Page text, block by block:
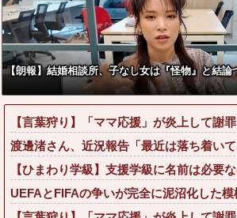
の高級時計も車
もぜ～んぶ経費
でタダ！ｗ」←
まさかコレ本気
にしてる奴なん
ておらんよな？
よな？w w w w
w w w w w w w
経験人数がこち
らwwwwwwww
てきました
察「！？」
隊「！？
果w w w
w w
【朗報】結婚相談所、子なし女は『怪物』と結
【言葉狩り】「ママ応援」が炎上して謝
渡邊渚さん、近況報告「最近は落ち着いて
【ひまわり学級】支援学級に名前は必要
UEFAとFIFAの争いが完全に泥沼化した模